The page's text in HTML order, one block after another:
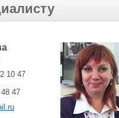
10 47
47